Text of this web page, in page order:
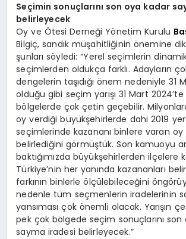
Seçimin sonuçlarını son oya kadar
belirleyecek
Oy ve Ötesi Derneği Yönetim Kurulu
Bilgiç, sandık müşahitliğinin önemine
şunları söyledi: “Yerel seçimlerin
seçimlerden oldukça farklı. Adayların
dengelerin taşıdığı önem nedeniyle 31
olduğu gibi seçim yarışı 31 Mart 2024’te
bölgelerde çok çetin geçebilir.
oy verdiği büyükşehirlerde dahi 2019
seçimlerinde kazananı binlere varan oy
belirlediğini görmüştük. Son kamuoyu
baktığımızda büyükşehirlerden ilçelere
Türkiye’nin her yanında kazananları
farkının binlerle ölçülebileceğini
nedenle tüm seçmenlerin iradelerinin
yansıması çok önemli olacak. Yarışın
pek çok bölgede seçim sonuçlarını
sayma iradesi belirleyecek.”